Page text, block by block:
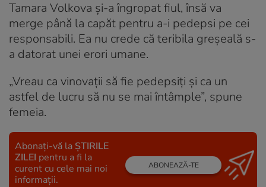
Tamara Volkova și-a îngropat fiul, însă va
merge până la capăt pentru a-i pedepsi pe cei
responsabili. Ea nu crede că teribila greșeală s-
a datorat unei erori umane.
„Vreau ca vinovații să fie pedepsiți și ca un
astfel de lucru să nu se mai întâmple”, spune
femeia.
Abonați-vă la ȘTIRILE
ZILEI pentru a fi la
curent cu cele mai noi
informații.
ABONEAZĂ-TE